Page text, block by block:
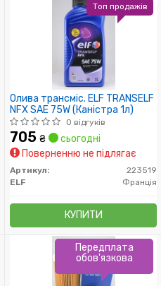
Олива трансміс. ELF TRANSELF
NFX SAE 75W (Каністра 1л)
0 відгуків
705 ₴
сьогодні
Поверненню не підлягає
Артикул:
223519
ELF
Франція
КУПИТИ
Топ продажів
Передплата
обов'язкова